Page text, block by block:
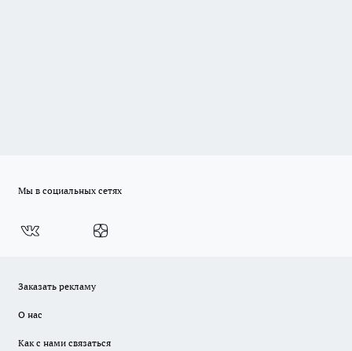
Мы в социальных сетях
Заказать рекламу
О нас
Как с нами связаться